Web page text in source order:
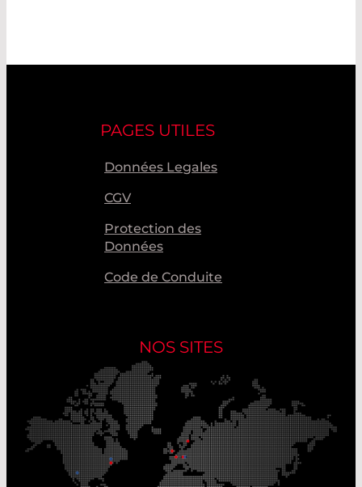
PAGES UTILES
Données Legales
CGV
Protection des
Données
Code de Conduite
NOS SITES